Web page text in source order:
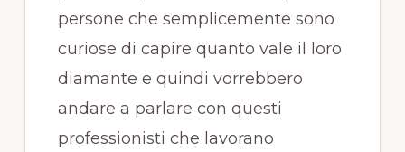
persone che semplicemente sono
curiose di capire quanto vale il loro
diamante e quindi vorrebbero
andare a parlare con questi
professionisti che lavorano